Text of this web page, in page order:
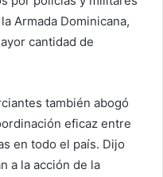
Armada Dominicana,
cantidad de
también abogó
eficaz entre
en todo el país. Dijo
a la acción de la